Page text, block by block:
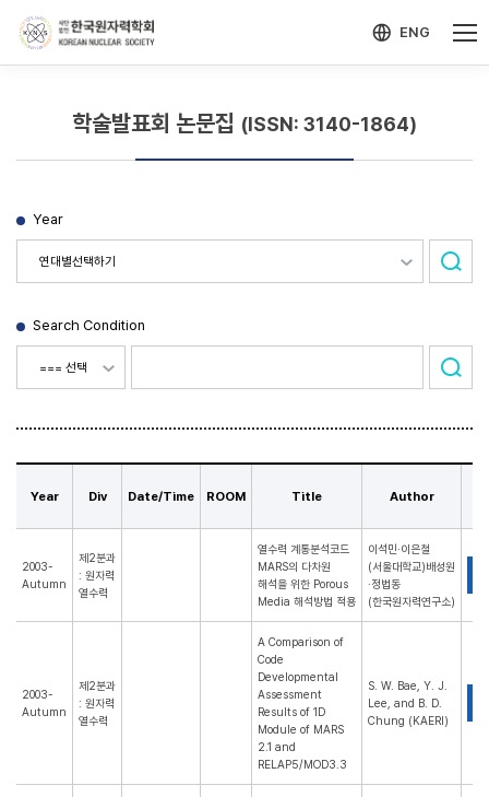
ENG
학술발표회 논문집 (ISSN: 3140-1864)
Year
Search Condition
Year Div Date/Time ROOM Title Author
2003-
Autumn
제2분과
: 원자력
열수력
열수력 계통분석코드
MARS의 다차원
해석을 위한 Porous
Media 해석방법 적용
이석민·이은철
(서울대학교)배성원
·정법동
(한국원자력연구소)
2003-
Autumn
제2분과
: 원자력
열수력
A Comparison of
Code
Developmental
Assessment
Results of 1D
Module of MARS
2.1 and
RELAP5/MOD3.3
S. W. Bae, Y. J.
Lee, and B. D.
Chung (KAERI)